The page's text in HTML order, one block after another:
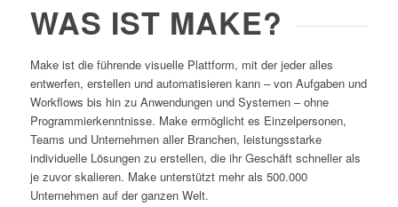
WAS IST MAKE?
Make ist die führende visuelle Plattform, mit der jeder alles
entwerfen, erstellen und automatisieren kann – von Aufgaben und
Workflows bis hin zu Anwendungen und Systemen – ohne
Programmierkenntnisse. Make ermöglicht es Einzelpersonen,
Teams und Unternehmen aller Branchen, leistungsstarke
individuelle Lösungen zu erstellen, die ihr Geschäft schneller als
je zuvor skalieren. Make unterstützt mehr als 500.000
Unternehmen auf der ganzen Welt.